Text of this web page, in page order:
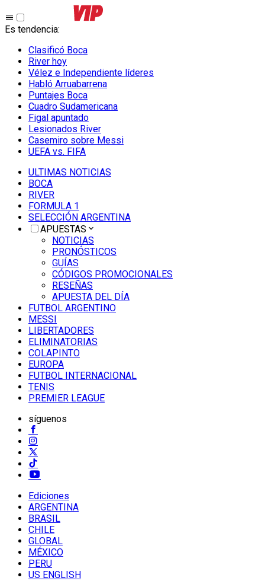
Es tendencia:
Clasificó Boca
River hoy
Vélez e Independiente líderes
Habló Arruabarrena
Puntajes Boca
Cuadro Sudamericana
Figal apuntado
Lesionados River
Casemiro sobre Messi
UEFA vs. FIFA
ULTIMAS NOTICIAS
BOCA
RIVER
FORMULA 1
SELECCIÓN ARGENTINA
APUESTAS
NOTICIAS
PRONÓSTICOS
GUÍAS
CÓDIGOS PROMOCIONALES
RESEÑAS
APUESTA DEL DÍA
FUTBOL ARGENTINO
MESSI
LIBERTADORES
ELIMINATORIAS
COLAPINTO
EUROPA
FUTBOL INTERNACIONAL
TENIS
PREMIER LEAGUE
síguenos
Ediciones
ARGENTINA
BRASIL
CHILE
GLOBAL
MÉXICO
PERU
US ENGLISH